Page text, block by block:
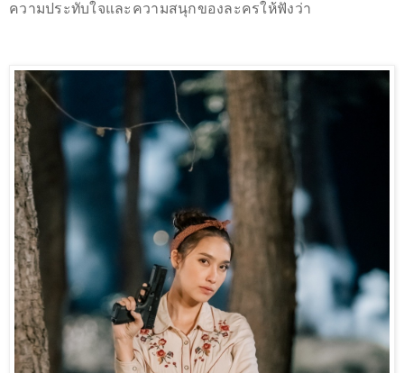
ความประทับใจและความสนุกของละครให้ฟังว่า